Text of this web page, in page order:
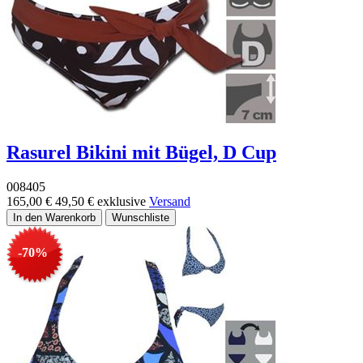
Rasurel Bikini mit Bügel, D Cup
008405
165,00 € 49,50 € exklusive Versand
-70%